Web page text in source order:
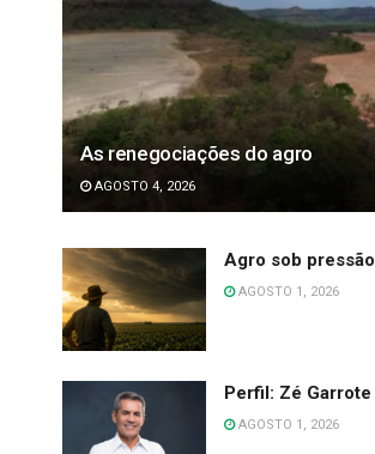
As renegociações do agro
AGOSTO 4, 2026
Agro sob pressão
AGOSTO 1, 2026
Perfil: Zé Garrote
AGOSTO 1, 2026